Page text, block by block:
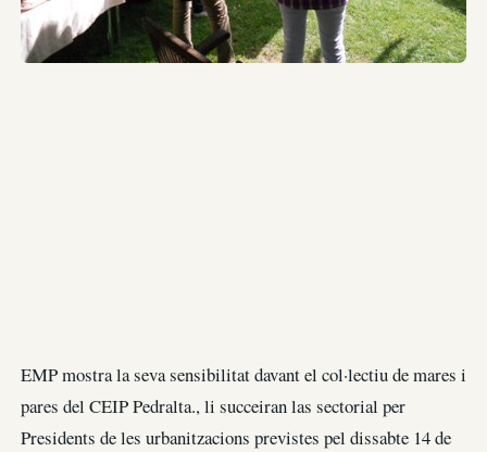
EMP mostra la seva sensibilitat davant el col·lectiu de mares i
pares del CEIP Pedralta., li succeiran las sectorial per
Presidents de les urbanitzacions previstes pel dissabte 14 de